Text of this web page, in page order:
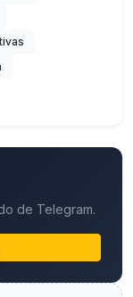
de Telegram.